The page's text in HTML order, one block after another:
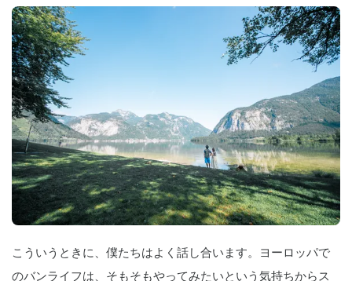
こういうときに、僕たちはよく話し合います。ヨーロッパで
のバンライフは、そもそもやってみたいという気持ちからス